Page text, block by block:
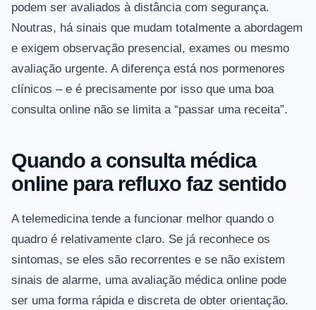
podem ser avaliados à distância com segurança.
Noutras, há sinais que mudam totalmente a abordagem
e exigem observação presencial, exames ou mesmo
avaliação urgente. A diferença está nos pormenores
clínicos – e é precisamente por isso que uma boa
consulta online não se limita a “passar uma receita”.
Quando a consulta médica
online para refluxo faz sentido
A telemedicina tende a funcionar melhor quando o
quadro é relativamente claro. Se já reconhece os
sintomas, se eles são recorrentes e se não existem
sinais de alarme, uma avaliação médica online pode
ser uma forma rápida e discreta de obter orientação.